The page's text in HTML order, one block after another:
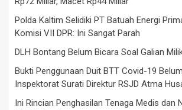
Polda Kaltim Selidiki PT Batuah Energi
Komisi VII DPR: Ini Sangat Parah
DLH Bontang Belum Bicara Soal Galian Milik
Bukti Penggunaan Duit BTT Covid-19
Inspektorat Surati Direktur RSJD Atma
Ini Rincian Penghasilan Tenaga Medis dan